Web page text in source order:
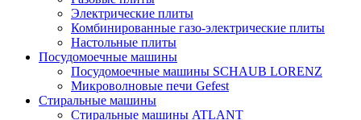
Электрические плиты
Комбинированные газо-электрические плиты
Настольные плиты
Посудомоечные машины
Посудомоечные машины SCHAUB LORENZ
Микроволновые печи Gefest
Стиральные машины
Стиральные машины ATLANT